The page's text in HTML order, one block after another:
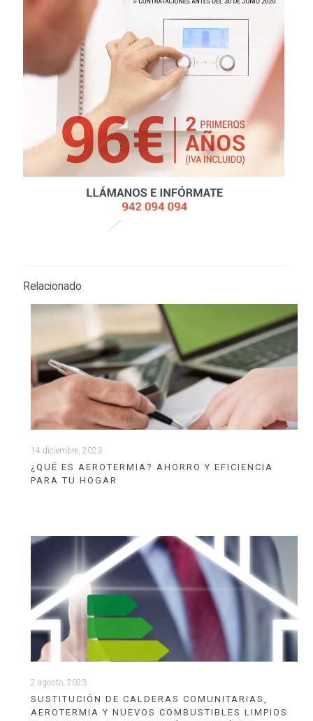
Relacionado
14 diciembre, 2023
¿QUÉ ES AEROTERMIA? AHORRO Y EFICIENCIA
PARA TU HOGAR
2 agosto, 2023
SUSTITUCIÓN DE CALDERAS COMUNITARIAS,
AEROTERMIA Y NUEVOS COMBUSTIBLES LIMPIOS